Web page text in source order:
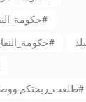
حكومة_النفاق_الوطني#
حكومة_النفايات_الوطنية#
طلعت_ريحتكم ووصلت عالمريخ#